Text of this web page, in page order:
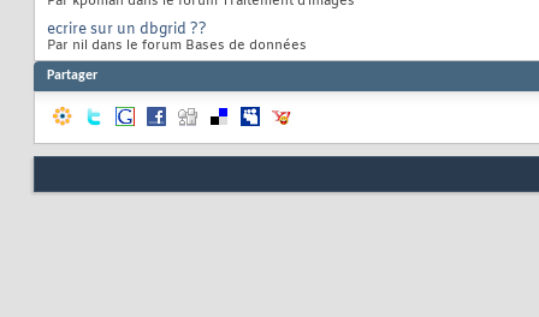
ecrire sur un dbgrid ??
Par nil dans le forum Bases de données
Partager